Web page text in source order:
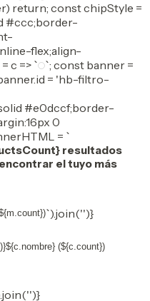
return; const chipStyle =
#ccc;border-
flex;align-
c => ` `; const banner =
= 'hb-filtro-
#e0dccf;border-
0
= `
resultados
el tuyo más
`).join('')}
(${c.count})